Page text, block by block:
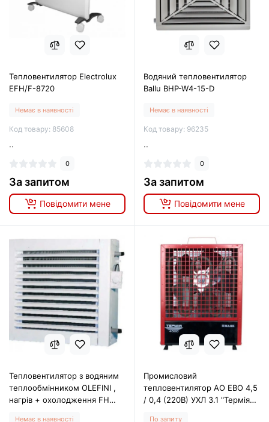
Тепловентилятор Electrolux
EFH/F-8720
Немає в наявності
Код товару: 85608
..
0
За запитом
Повідомити мене
Водяний тепловентилятор
Ballu BHP-W4-15-D
Немає в наявності
Код товару: 96235
..
0
За запитом
Повідомити мене
Тепловентилятор з водяним
теплообмінником OLEFINI ,
нагрів + охолодження FH
Немає в наявності
Промисловий
тепловентилятор АО ЕВО 4,5
/ 0,4 (220В) УХЛ 3.1 "Термія
По запиту